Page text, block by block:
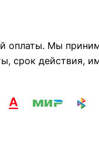
оплаты. Мы
срок действия,